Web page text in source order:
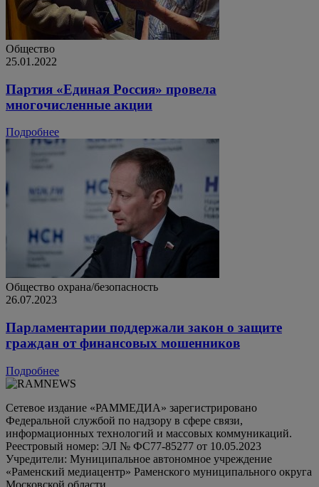
Общество
25.01.2022
Партия «Единая Россия» провела
многочисленные акции
Подробнее
Общество охрана/безопасность
26.07.2023
Парламентарии поддержали закон о защите
граждан от финансовых мошенников
Подробнее
Сетевое издание «РАММЕДИА» зарегистрировано
Федеральной службой по надзору в сфере связи,
информационных технологий и массовых коммуникаций.
Реестровый номер: ЭЛ № ФС77-85277 от 10.05.2023
Учредители: Муниципальное автономное учреждение
«Раменский медиацентр» Раменского муниципального округа
Московской области